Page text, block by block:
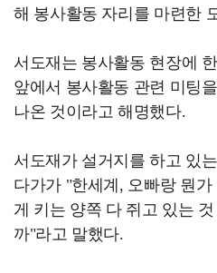
해 봉사활동 자리를 마련한
서도재는 봉사활동 현장에
앞에서 봉사활동 관련 미팅
나온 것이라고 해명했다.
서도재가 설거지를 하고 있
다가가 "한세계, 오빠랑 뭔
게 키는 양쪽 다 쥐고 있는
까"라고 말했다.